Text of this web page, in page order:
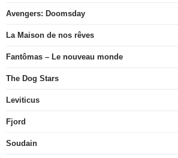
Avengers: Doomsday
La Maison de nos rêves
Fantômas – Le nouveau monde
The Dog Stars
Leviticus
Fjord
Soudain